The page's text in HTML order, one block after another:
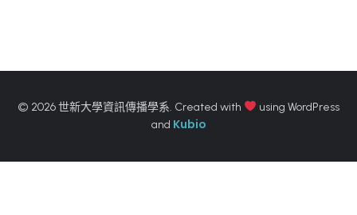
© 2026 世新大學資訊傳播學系. Created with
using WordPress
and Kubio